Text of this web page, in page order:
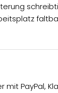
PayPal,